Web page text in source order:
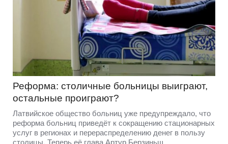
Реформа: столичные больницы выиграют,
остальные проиграют?
Латвийское общество больниц уже предупреждало, что
реформа больниц приведёт к сокращению стационарных
услуг в регионах и перераспределению денег в пользу
столицы. Теперь её глава Артур Берзиньш